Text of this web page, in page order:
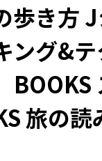
歩き方
グ&
旅の